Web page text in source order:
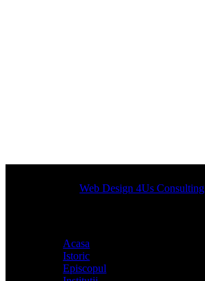
Designed byWeb Design 4Us Consulting
Acasa
Istoric
Episcopul